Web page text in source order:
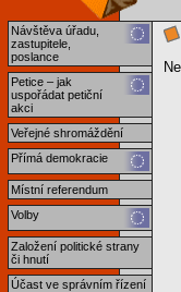
Návštěva úřadu,
zastupitele,
poslance
Petice – jak
uspořádat petiční
akci
Veřejné shromáždění
Přímá demokracie
Místní referendum
Volby
Založení politické strany
či hnutí
Účast ve správním řízení